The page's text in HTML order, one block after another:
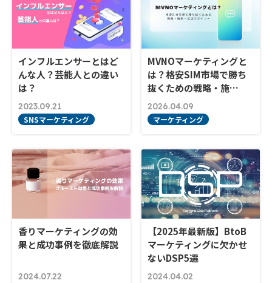
インフルエンサーとはど
んな人？芸能人との違い
は？
2023.09.21
SNSマーケティング
MVNOマーケティングと
は？格安SIM市場で勝ち
抜くための戦略・施…
2026.04.09
マーケティング
香りマーケティングの効
果と成功事例を徹底解説
2024.07.22
【2025年最新版】BtoB
マーケティングに欠かせ
ないDSP5選
2024.04.02